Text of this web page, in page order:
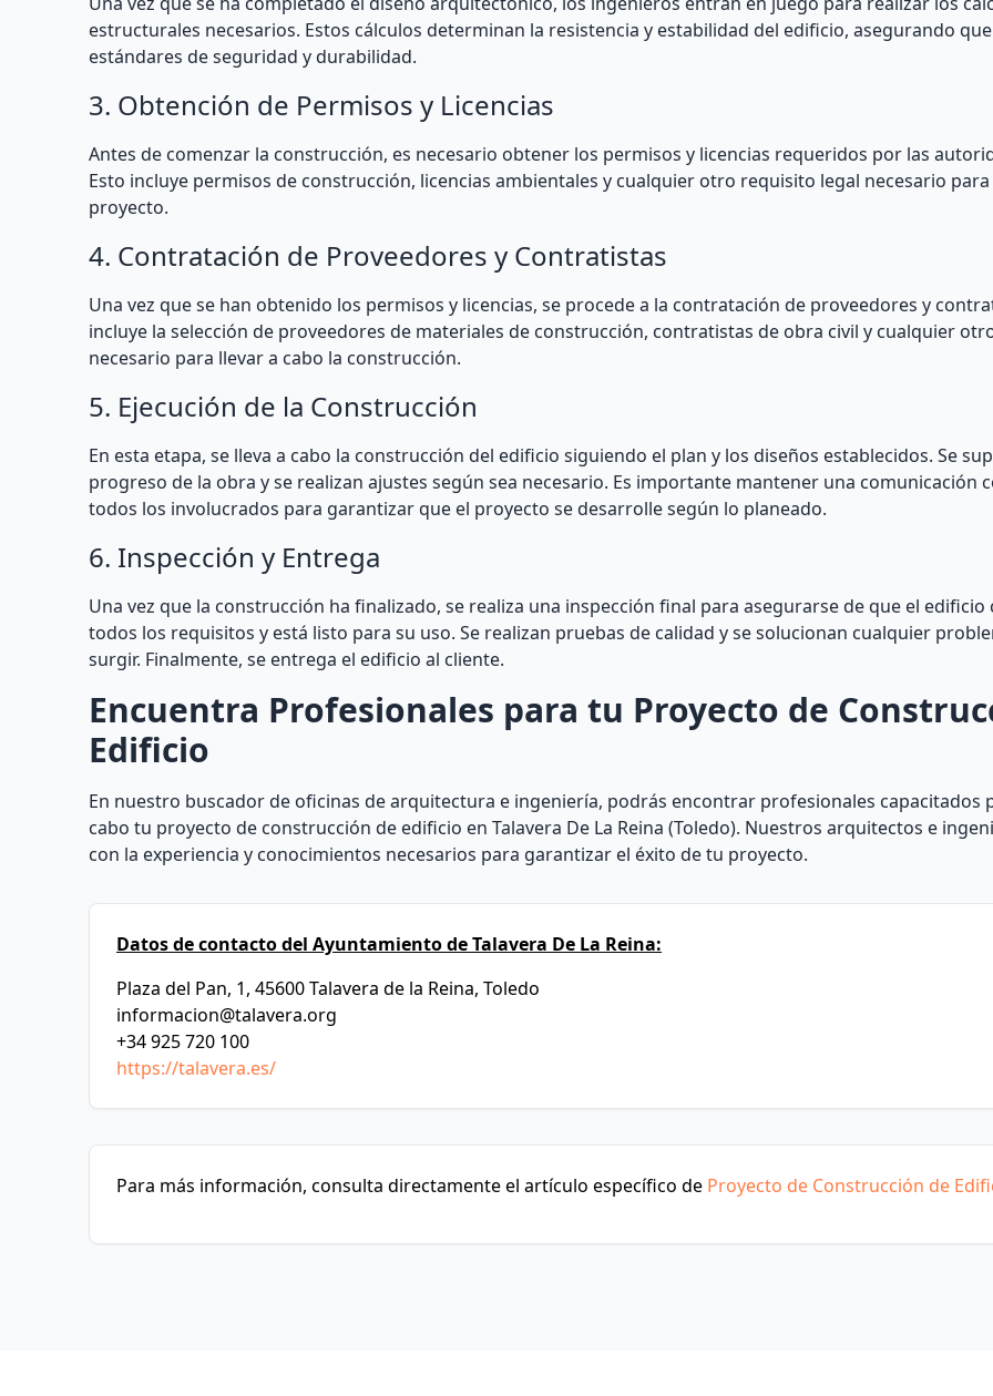
estructurales necesarios. Estos cálculos determinan la resistencia y estabilidad del edificio, asegurando
estándares de seguridad y durabilidad.
3. Obtención de Permisos y Licencias
Antes de comenzar la construcción, es necesario obtener los permisos y licencias requeridos por las
Esto incluye permisos de construcción, licencias ambientales y cualquier otro requisito legal necesario para
proyecto.
4. Contratación de Proveedores y Contratistas
Una vez que se han obtenido los permisos y licencias, se procede a la contratación de proveedores y
incluye la selección de proveedores de materiales de construcción, contratistas de obra civil y cualquier
necesario para llevar a cabo la construcción.
5. Ejecución de la Construcción
En esta etapa, se lleva a cabo la construcción del edificio siguiendo el plan y los diseños establecidos. Se
progreso de la obra y se realizan ajustes según sea necesario. Es importante mantener una comunicación
todos los involucrados para garantizar que el proyecto se desarrolle según lo planeado.
6. Inspección y Entrega
Una vez que la construcción ha finalizado, se realiza una inspección final para asegurarse de que el edificio
todos los requisitos y está listo para su uso. Se realizan pruebas de calidad y se solucionan cualquier
surgir. Finalmente, se entrega el edificio al cliente.
Encuentra Profesionales para tu Proyecto de
Edificio
En nuestro buscador de oficinas de arquitectura e ingeniería, podrás encontrar profesionales capacitados
cabo tu proyecto de construcción de edificio en Talavera De La Reina (Toledo). Nuestros arquitectos e
con la experiencia y conocimientos necesarios para garantizar el éxito de tu proyecto.
Datos de contacto del Ayuntamiento de Talavera De La Reina:
Plaza del Pan, 1, 45600 Talavera de la Reina, Toledo
informacion@talavera.org
+34 925 720 100
https://talavera.es/
Para más información, consulta directamente el artículo específico de Proyecto de Construcción de